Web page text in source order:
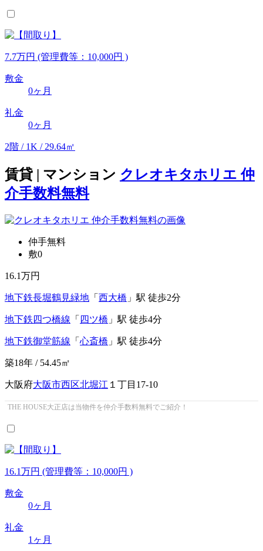
7.7万円 (管理費等：10,000円 )
敷金
0ヶ月
礼金
0ヶ月
2階 / 1K / 29.64㎡
賃貸 | マンション クレオキタホリエ 仲
介手数料無料
仲手無料
敷0
16.1万円
地下鉄長堀鶴見緑地 「 西大橋 」駅 徒歩2分
地下鉄四つ橋線 「 四ツ橋 」駅 徒歩4分
地下鉄御堂筋線 「 心斎橋 」駅 徒歩4分
築18年 / 54.45㎡
大阪府大阪市西区北堀江 １丁目17-10
THE HOUSE大正店は当物件を仲介手数料無料でご紹介！
16.1万円 (管理費等：10,000円 )
敷金
0ヶ月
礼金
1ヶ月